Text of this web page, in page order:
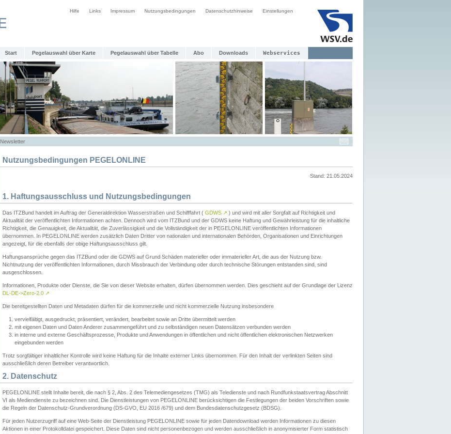
Hilfe Links Impressum Nutzungsbedingungen Datenschutzhinweise Einstellungen
Start Pegelauswahl über Karte Pegelauswahl über Tabelle Abo Downloads Webservices
Newsletter
Nutzungsbedingungen PEGELONLINE
Stand: 21.05.2024
1. Haftungsausschluss und Nutzungsbedingungen
Das ITZBund handelt im Auftrag der Generaldirektion Wasserstraßen und Schifffahrt ( GDWS ↗ ) und wird mit aller Sorgfalt auf Richtigkeit und
Aktualität der veröffentlichten Informationen achten. Dennoch wird vom ITZBund und der GDWS keine Haftung und Gewährleistung für die inhaltliche
Richtigkeit, die Genauigkeit, die Aktualität, die Zuverlässigkeit und die Vollständigkeit der in PEGELONLINE veröffentlichten Informationen
übernommen. In PEGELONLINE werden zusätzlich Daten Dritter von nationalen und internationalen Behörden, Organisationen und Einrichtungen
angezeigt, für die ebenfalls der obige Haftungsausschluss gilt.
Haftungsansprüche gegen das ITZBund oder die GDWS auf Grund Schäden materieller oder immaterieller Art, die aus der Nutzung bzw.
Nichtnutzung der veröffentlichten Informationen, durch Missbrauch der Verbindung oder durch technische Störungen entstanden sind, sind
ausgeschlossen.
Informationen, Produkte oder Dienste, die Sie von dieser Website erhalten, dürfen übernommen werden. Dies geschieht auf der Grundlage der Lizenz
DL-DE->Zero-2.0 ↗
Die bereitgestellten Daten und Metadaten dürfen für die kommerzielle und nicht kommerzielle Nutzung insbesondere
vervielfältigt, ausgedruckt, präsentiert, verändert, bearbeitet sowie an Dritte übermittelt werden
mit eigenen Daten und Daten Anderer zusammengeführt und zu selbständigen neuen Datensätzen verbunden werden
in interne und externe Geschäftsprozesse, Produkte und Anwendungen in öffentlichen und nicht öffentlichen elektronischen Netzwerken
eingebunden werden
Trotz sorgfältiger inhaltlicher Kontrolle wird keine Haftung für die Inhalte externer Links übernommen. Für den Inhalt der verlinkten Seiten sind
ausschließlich deren Betreiber verantwortlich.
2. Datenschutz
PEGELONLINE stellt Inhalte bereit, die nach § 2, Abs. 2 des Telemediengesetzes (TMG) als Teledienste und nach Rundfunkstaatsvertrag Abschnitt
VI als Mediendienste zu bezeichnen sind. Die Dienstleistungen von PEGELONLINE berücksichtigen die Festlegungen der beiden Vorschriften sowie
die Regeln der Datenschutz-Grundverordnung (DS-GVO, EU 2016 /679) und dem Bundesdatenschutzgesetz (BDSG).
Für jeden Nutzerzugriff auf eine Web-Seite der Dienstleistung PEGELONLINE sowie für jeden Datendownload werden Informationen zu diesen
Aktionen in einer Protokolldatei gespeichert. Diese Daten sind nicht personenbezogen und werden ausschließlich in anonymisierter Form statistisch